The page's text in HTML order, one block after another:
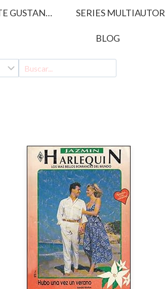
GUSTAN… SERIES MULTIAUTOR
BLOG